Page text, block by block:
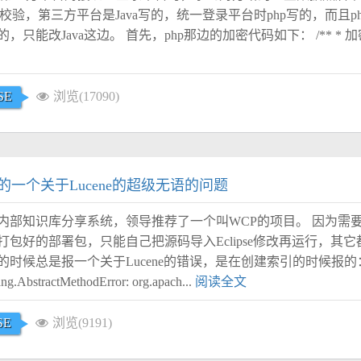
验，第三方平台是Java写的，统一登录平台时php写的，而且
，只能改Java这边。 首先，php那边的加密代码如下： /** *
浏览(17090)
一个关于Lucene的超级无语的问题
部知识库分享系统，领导推荐了一个叫WCP的项目。 因为需
包好的部署包，只能自己把源码导入Eclipse修改再运行，其它
时候总是报一个关于Lucene的错误，是在创建索引的时候报的
org.apach... 阅读全文
浏览(9191)